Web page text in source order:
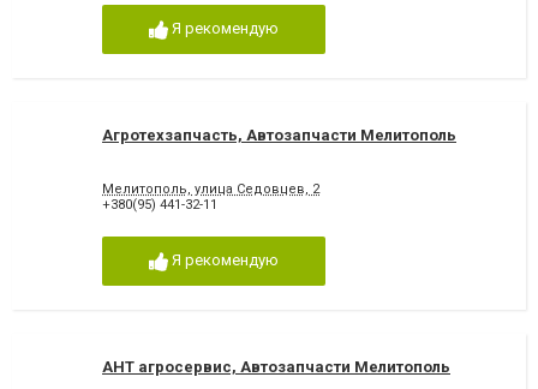
Я рекомендую
Агротехзапчасть, Автозапчасти Мелитополь
Мелитополь, улица Седовцев, 2
+380(95) 441-32-11
Я рекомендую
АНТ агросервис, Автозапчасти Мелитополь